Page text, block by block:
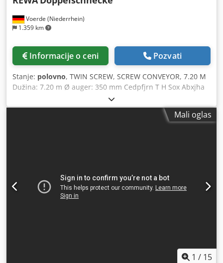
Voerde (Niederrhein)
1.359 km
Informacije o ceni Pozvati
Stanje: polovno, TWIN SCREW, SCREW CONVEYOR, 7.20 M
Dužina: 7.20 m Ø auger: 350 mm Cedpfjrn T H Sox Abxjha
Težina: oko 650 kg Materijal: Kućište / Poklopac >
galvanizovani čelik / Šraf > blagi čelik
Mali oglas
1 / 15